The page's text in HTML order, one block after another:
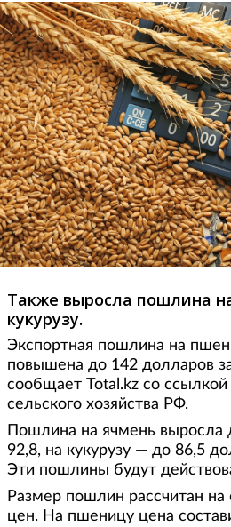
Также выросла пошлина
кукурузу.
Экспортная пошлина на
повышена до 142 долларов
сообщает Total.kz со
сельского хозяйства РФ.
Пошлина на ячмень выросла
92,8, на кукурузу — до 86,5
Эти пошлины будут
Размер пошлин рассчитан на
цен. На пшеницу цена